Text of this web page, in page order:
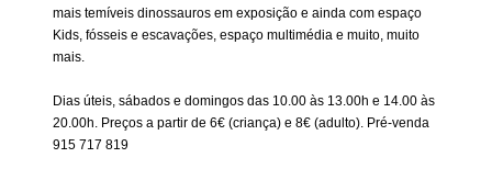
mais temíveis dinossauros em exposição e ainda com espaço
Kids, fósseis e escavações, espaço multimédia e muito, muito
mais.
Dias úteis, sábados e domingos das 10.00 às 13.00h e 14.00 às
20.00h. Preços a partir de 6€ (criança) e 8€ (adulto). Pré-venda
915 717 819